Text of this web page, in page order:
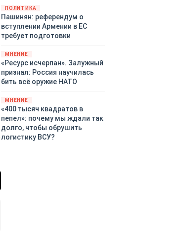
киевского режима оружием,
которое стремится продавать
всем новым снабженцам.
Однако часто возникают
предположения о возможном
«сменщике» американцев на
этом позорном посту.
Рассмотрим, кто же рвётся на
ПОЛИТИКА
Пашинян: референдум о
вступлении Армении в ЕС
требует подготовки
МНЕНИЕ
«Ресурс исчерпан». Залужный
признал: Россия научилась
бить всё оружие НАТО
МНЕНИЕ
«400 тысяч квадратов в
пепел»: почему мы ждали так
долго, чтобы обрушить
логистику ВСУ?